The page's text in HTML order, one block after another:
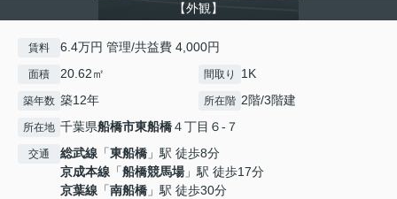
【外観】
賃料 6.4万円 管理/共益費 4,000円
面積 20.62㎡ 間取り 1K
築年数 築12年 所在階 2階/3階建
所在地 千葉県船橋市東船橋４丁目６-７
交通 総武線 「東船橋 」駅 徒歩8分
京成本線 「船橋競馬場」駅 徒歩17分
京葉線 「南船橋 」駅 徒歩30分